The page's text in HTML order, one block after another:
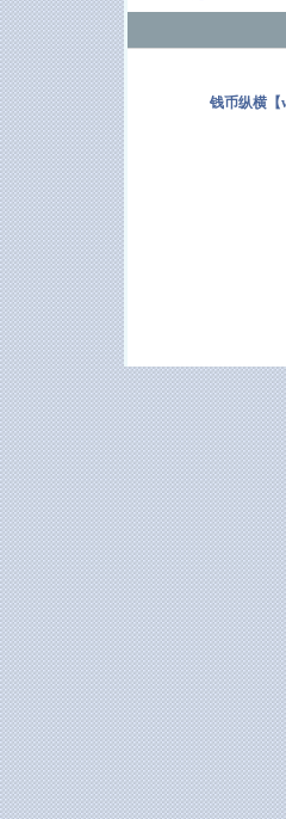
钱币纵横【